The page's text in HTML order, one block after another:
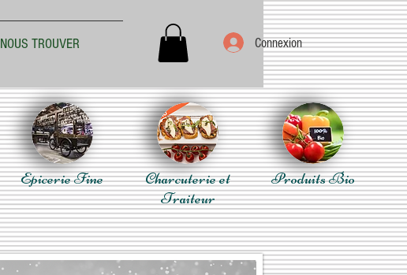
NOUS TROUVER Connexion
Epicerie Fine
Charcuterie et
Traiteur
Produits Bio